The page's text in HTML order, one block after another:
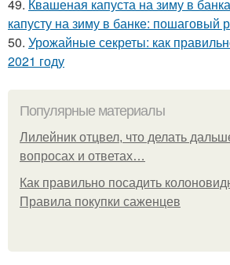
49. Квашеная капуста на зиму в
капусту на зиму в банке: пошаговый
50. Урожайные секреты: как
2021 году
Популярные материалы
Лилейник отцвел, что делать
вопросах и ответах…
Как правильно посадить
Правила покупки саженцев